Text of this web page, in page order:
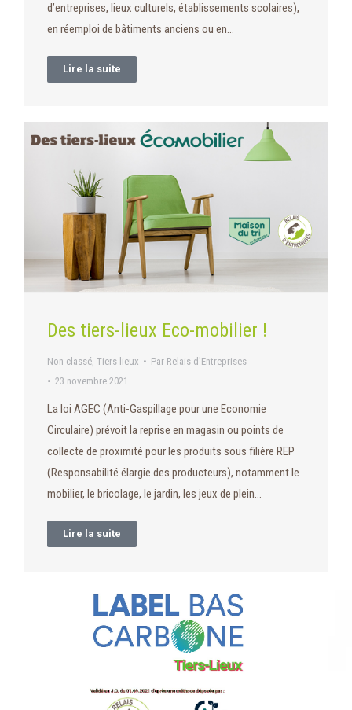
d’entreprises, lieux culturels, établissements scolaires),
en réemploi de bâtiments anciens ou en…
Lire la suite
Des tiers-lieux Eco-mobilier !
Non classé, Tiers-lieux Par Relais d'Entreprises
23 novembre 2021
La loi AGEC (Anti-Gaspillage pour une Economie
Circulaire) prévoit la reprise en magasin ou points de
collecte de proximité pour les produits sous filière REP
(Responsabilité élargie des producteurs), notamment le
mobilier, le bricolage, le jardin, les jeux de plein…
Lire la suite